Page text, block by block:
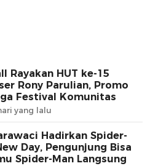
Rayakan HUT ke-15
Rony Parulian, Promo
Festival Komunitas
yang lalu
Hadirkan Spider-
Day, Pengunjung Bisa
Spider-Man Langsung